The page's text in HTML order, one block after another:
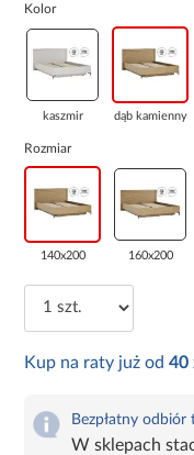
Kolor
kaszmir dąb kamienny
Rozmiar
140x200 160x200
Kup na raty już od40
Bezpłatny odbiór
W sklepach